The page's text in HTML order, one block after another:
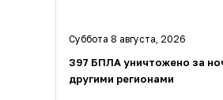
Суббота 8 августа, 2026
397 БПЛА уничтожено за
другими регионами